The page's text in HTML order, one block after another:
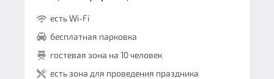
есть Wi-Fi
бесплатная парковка
гостевая зона на 10 человек
есть зона для проведения праздника